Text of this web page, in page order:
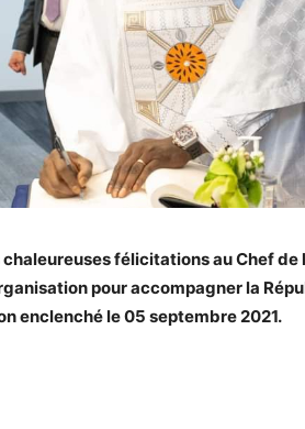
félicitations au Chef de
pour accompagner la
enclenché le 05 septembre 2021.